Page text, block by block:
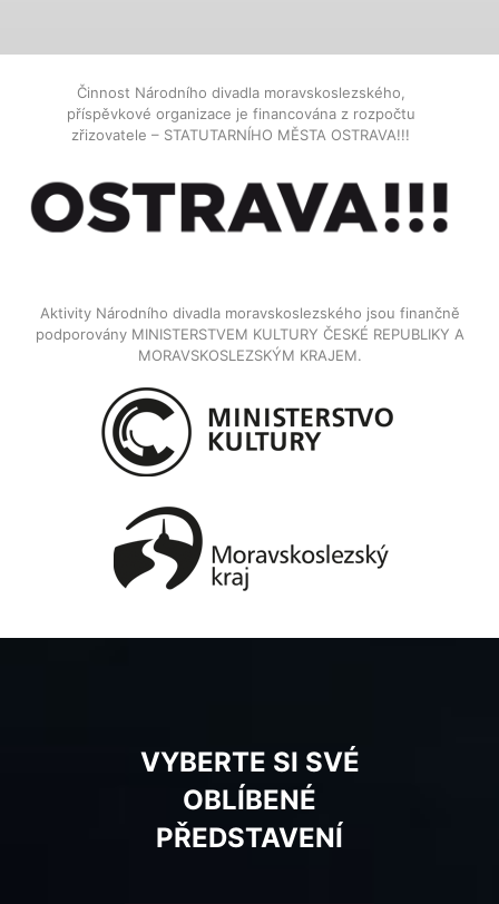
Činnost Národního divadla moravskoslezského,
příspěvkové organizace je financována z rozpočtu
zřizovatele – STATUTARNÍHO MĚSTA OSTRAVA!!!
Aktivity Národního divadla moravskoslezského jsou finančně
podporovány MINISTERSTVEM KULTURY ČESKÉ REPUBLIKY A
MORAVSKOSLEZSKÝM KRAJEM.
VYBERTE SI SVÉ
OBLÍBENÉ
PŘEDSTAVENÍ